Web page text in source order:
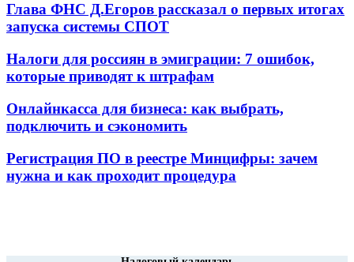
Глава ФНС Д.Егоров рассказал о первых итогах
запуска системы СПОТ
Налоги для россиян в эмиграции: 7 ошибок,
которые приводят к штрафам
Онлайнкасса для бизнеса: как выбрать,
подключить и сэкономить
Регистрация ПО в реестре Минцифры: зачем
нужна и как проходит процедура